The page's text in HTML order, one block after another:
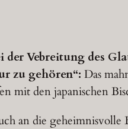
Vebreitung des
zu gehören“: Das
den japanischen
an die geheimnisvolle